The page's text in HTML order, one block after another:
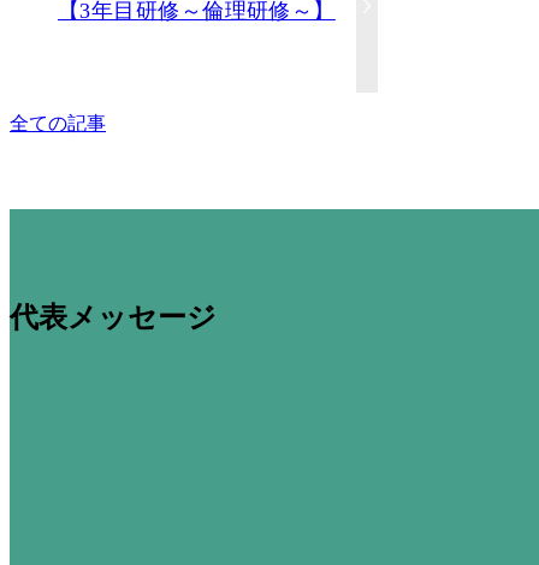
【3年目研修～倫理研修～】
全ての記事
代表メッセージ